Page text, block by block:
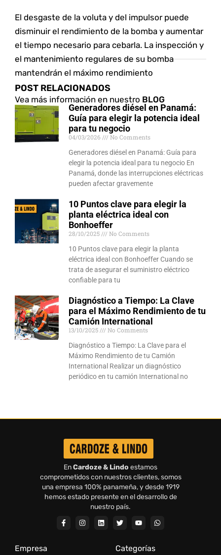
El desgaste de la voluta y del impulsor puede
disminuir el rendimiento de la bomba y aumentar
el tiempo necesario para cebarla. La inspección y
el mantenimiento regulares de su bomba
mantendrán el máximo rendimiento
Vea más información en nuestro BLOG
POST RELACIONADOS
Generadores diésel en Panamá:
Guía para elegir la potencia ideal
para tu negocio
04/03/2026
No Comments
Generadores diésel en Panamá: Guía para
elegir la potencia ideal para tu negocio En
Panamá, donde las interrupciones eléctricas
pueden afectar gravemente
10 Puntos clave para elegir la
planta eléctrica ideal con
Bonhoeffer
28/10/2025
No Comments
10 Puntos clave para elegir la planta
eléctrica ideal con Bonhoeffer Cuando se
trata de asegurar el suministro eléctrico
confiable para tu
Diagnóstico a Tiempo: La Clave
para el Máximo Rendimiento de tu
Camión International
13/10/2025
No Comments
Diagnóstico a Tiempo: La Clave para el
Máximo Rendimiento de tu Camión
International Realizar un diagnóstico
periódico en tu camión International no
EnCardoze & Lindo estamos
comprometidos con nuestros clientes, somos
una empresa 100% panameña, y desde 1919
hemos estado presente en el desarrollo de
nuestro país.
Empresa Categorías